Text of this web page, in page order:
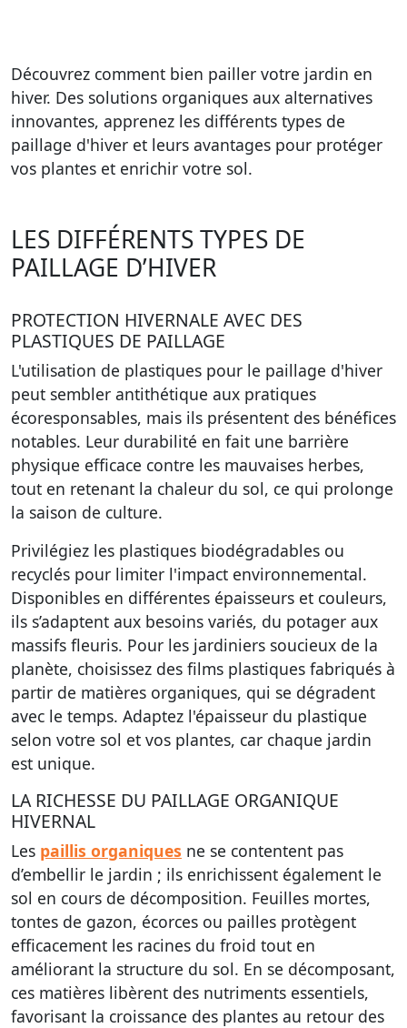
Découvrez comment bien pailler votre jardin en
hiver. Des solutions organiques aux alternatives
innovantes, apprenez les différents types de
paillage d'hiver et leurs avantages pour protéger
vos plantes et enrichir votre sol.
LES DIFFÉRENTS TYPES DE
PAILLAGE D’HIVER
PROTECTION HIVERNALE AVEC DES
PLASTIQUES DE PAILLAGE
L'utilisation de plastiques pour le paillage d'hiver
peut sembler antithétique aux pratiques
écoresponsables, mais ils présentent des bénéfices
notables. Leur durabilité en fait une barrière
physique efficace contre les mauvaises herbes,
tout en retenant la chaleur du sol, ce qui prolonge
la saison de culture.
Privilégiez les plastiques biodégradables ou
recyclés pour limiter l'impact environnemental.
Disponibles en différentes épaisseurs et couleurs,
ils s’adaptent aux besoins variés, du potager aux
massifs fleuris. Pour les jardiniers soucieux de la
planète, choisissez des films plastiques fabriqués à
partir de matières organiques, qui se dégradent
avec le temps. Adaptez l'épaisseur du plastique
selon votre sol et vos plantes, car chaque jardin
est unique.
LA RICHESSE DU PAILLAGE ORGANIQUE
HIVERNAL
Les paillis organiques ne se contentent pas
d’embellir le jardin ; ils enrichissent également le
sol en cours de décomposition. Feuilles mortes,
tontes de gazon, écorces ou pailles protègent
efficacement les racines du froid tout en
améliorant la structure du sol. En se décomposant,
ces matières libèrent des nutriments essentiels,
favorisant la croissance des plantes au retour des